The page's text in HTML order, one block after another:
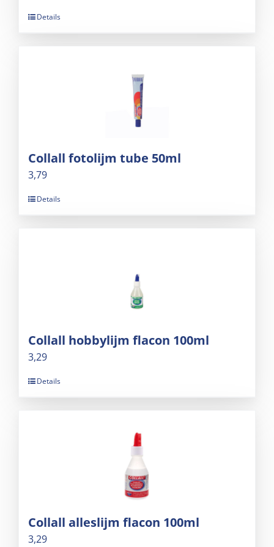
Details
Collall fotolijm tube 50ml
3,79
Details
Collall hobbylijm flacon 100ml
3,29
Details
Collall alleslijm flacon 100ml
3,29